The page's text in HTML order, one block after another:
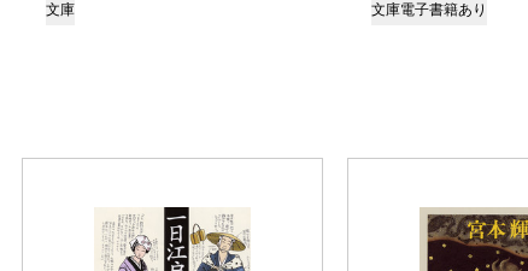
文庫
文庫電子書籍あり